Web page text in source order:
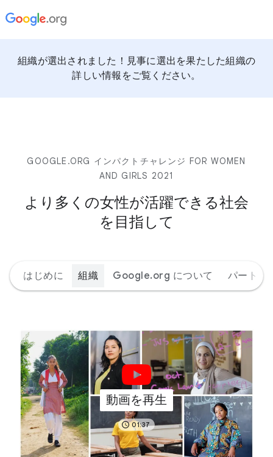
組織が選出されました！見事に選出を果たした組織の
詳しい情報をご覧ください。
GOOGLE.ORG インパクトチャレンジ FOR WOMEN
AND GIRLS 2021
より多くの女性が活躍できる社会
を目指して
はじめに 組織 Google.org について パートナ
動画を再生
01:37